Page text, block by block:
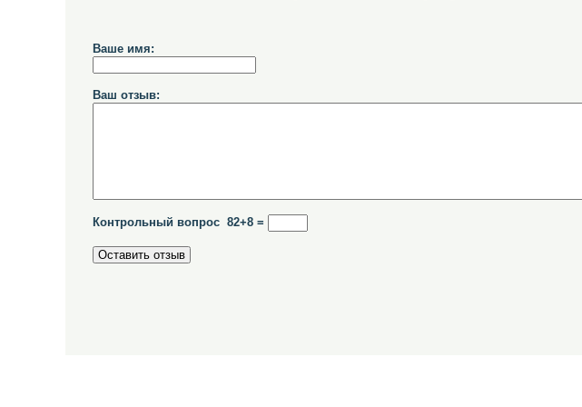
Ваше имя:
Ваш отзыв:
Контрольный вопрос 82+8 =